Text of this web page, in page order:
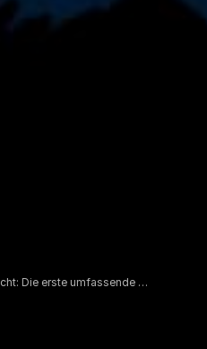
Die erste umfassende …